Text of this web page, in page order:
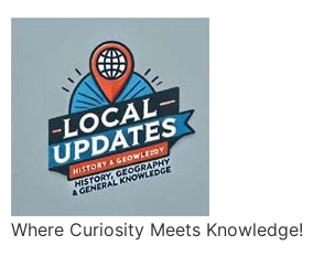
Where Curiosity Meets Knowledge!